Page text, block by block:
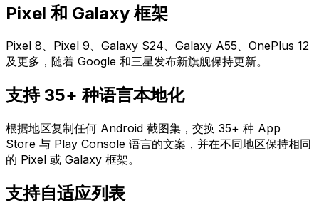
Pixel 和 Galaxy 框架
Pixel 8、Pixel 9、Galaxy S24、Galaxy A55、OnePlus 12
及更多，随着 Google 和三星发布新旗舰保持更新。
支持 35+ 种语言本地化
根据地区复制任何 Android 截图集，交换 35+ 种 App
Store 与 Play Console 语言的文案，并在不同地区保持相同
的 Pixel 或 Galaxy 框架。
支持自适应列表